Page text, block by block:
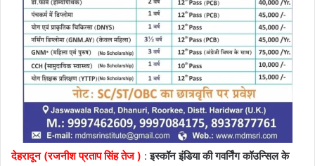
देहरादून (रजनीश प्रताप सिंह तेज ) : इस्कॉन इंडिया की गवर्निंग कॉउन्सिल के